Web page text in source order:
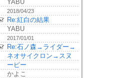
YABU
2018/04/23
Re:紅白の結果
YABU
2017/01/01
Re:石ノ森→ライダー→
ネオサイクロン→スヌ
ーピー
かよこ